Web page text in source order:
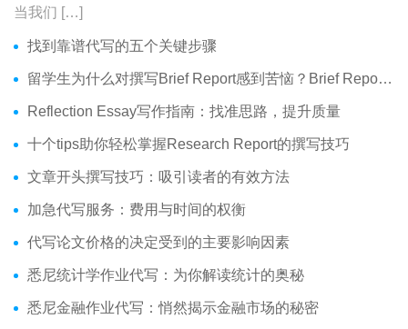
当我们 […]
找到靠谱代写的五个关键步骤
留学生为什么对撰写Brief Report感到苦恼？Brief Report究竟是什么？
Reflection Essay写作指南：找准思路，提升质量
十个tips助你轻松掌握Research Report的撰写技巧
文章开头撰写技巧：吸引读者的有效方法
加急代写服务：费用与时间的权衡
代写论文价格的决定受到的主要影响因素
悉尼统计学作业代写：为你解读统计的奥秘
悉尼金融作业代写：悄然揭示金融市场的秘密